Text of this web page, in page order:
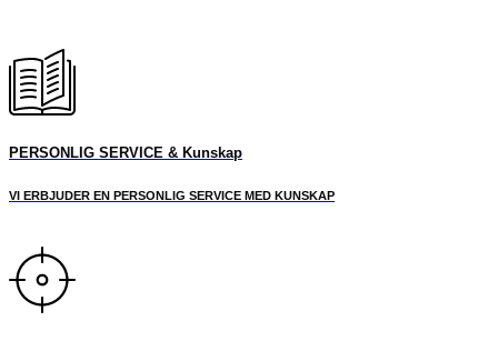
PERSONLIG SERVICE & Kunskap
VI ERBJUDER EN PERSONLIG SERVICE MED KUNSKAP